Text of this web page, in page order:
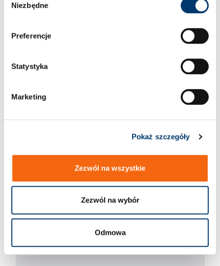
Niezbędne
Preferencje
Statystyka
Marketing
Pokaż szczegóły
Zezwól na wszystkie
Zezwól na wybór
Odmowa
Międzynarodowy
kontaktowe w obszarze
międzynarodowym.
Odkryj więcej